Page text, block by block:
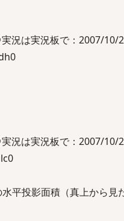
況は実況板で：2007/10/
況は実況板で：2007/10/
平投影面積（真上から見